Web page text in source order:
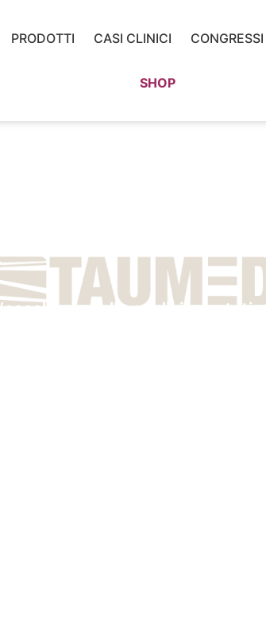
PRODOTTI CASI CLINICI CONGRESSI
SHOP
nella medicina